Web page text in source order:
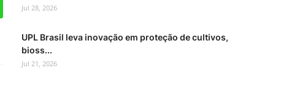
Jul 28, 2026
UPL Brasil leva inovação em proteção de cultivos,
bioss...
Jul 21, 2026